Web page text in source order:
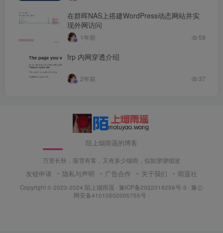
在群晖NAS上搭建WordPress动态网站并实
现外网访问
1年前 59
frp 内网穿透介绍
2年前 37
陌上烟雨遥的博客
万里长秋，落雪有客，又有多少烟雨，似如渺渺烟波
友链申请 隐私与声明 广告合作 关于我们 雨遥社
Copyright © 2023-2024 陌上烟雨遥 · 豫ICP备2022018256号-3 · 豫公
网安备41010502005755号 ·